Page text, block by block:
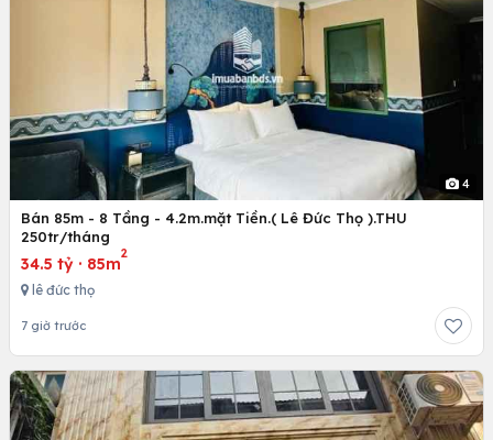
4
Bán 85m - 8 Tầng - 4.2m.mặt Tiền.( Lê Đức Thọ ).THU
250tr/tháng
34.5 tỷ · 85m
2
lê đức thọ
7 giờ trước